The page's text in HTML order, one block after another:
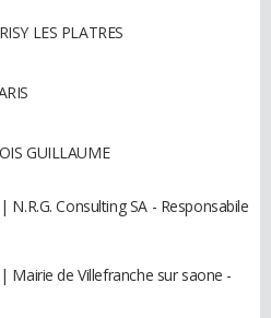
LES PLATRES
GUILLAUME
Consulting SA - Responsabile
Mairie de Villefranche sur saone -